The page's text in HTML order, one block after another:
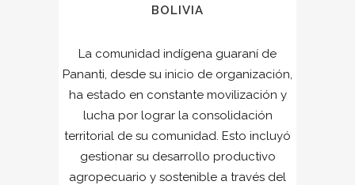
BOLIVIA
La comunidad indígena guaraní de
Pananti, desde su inicio de organización,
ha estado en constante movilización y
lucha por lograr la consolidación
territorial de su comunidad. Esto incluyó
gestionar su desarrollo productivo
agropecuario y sostenible a través del